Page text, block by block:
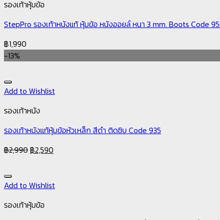
รองเท้าหุ้มข้อ
StepPro รองเท้าหนังแท้ หุ้มข้อ หนังออยล์ หนา 3 mm. Boots Code
฿1,990
-13%
Add to Wishlist
รองเท้าหนัง
รองเท้าหนังแท้หุ้มข้อหัวเหล็ก สีดำ ติดซิบ Code 935
฿2,990฿2,590
Add to Wishlist
รองเท้าหุ้มข้อ